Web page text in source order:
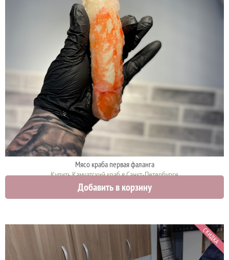
Мясо краба первая фаланга
Купить Камчатский краб в Санкт-Петербурге
5300 руб.
Добавить в корзину
СКИДКА